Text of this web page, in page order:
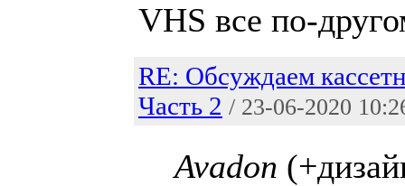
VHS все по-
RE: Обсуждаем
Часть 2 / 23-06-2020
Avadon